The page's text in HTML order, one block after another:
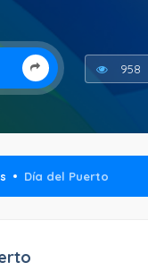
958
Día del Puerto